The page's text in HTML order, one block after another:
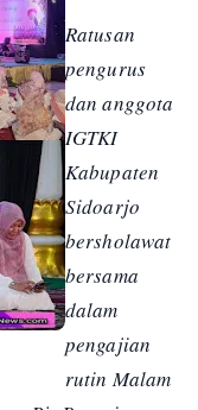
Ratusan
pengurus
dan anggota
IGTKI
Kabupaten
Sidoarjo
bersholawat
bersama
dalam
pengajian
rutin Malam